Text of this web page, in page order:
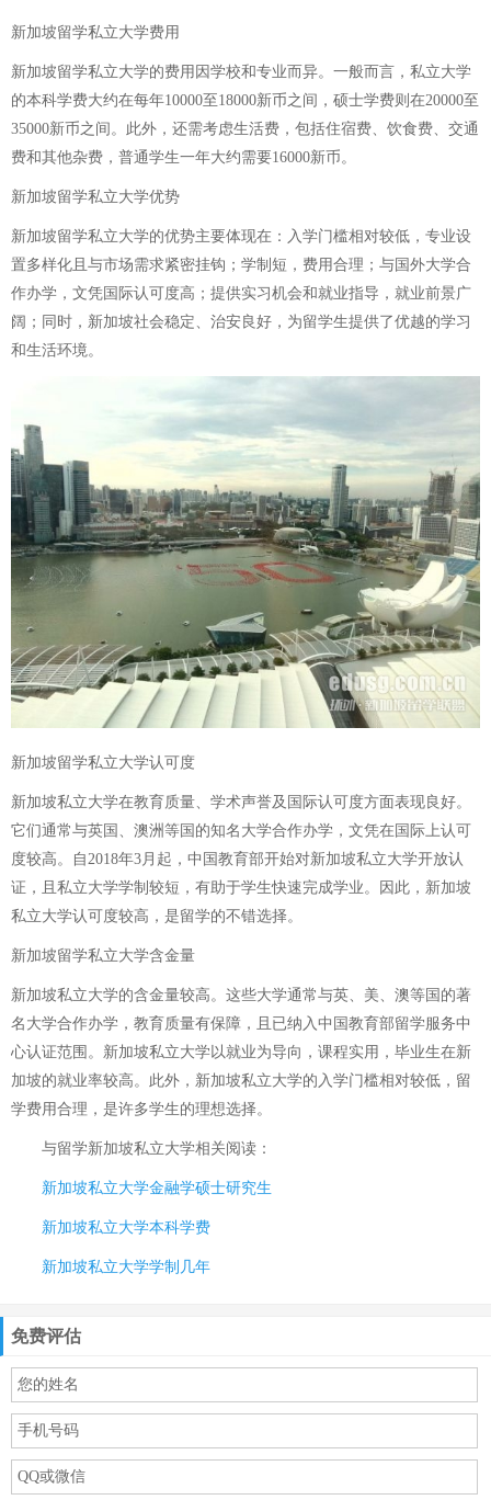
新加坡留学私立大学费用
新加坡留学私立大学的费用因学校和专业而异。一般而言，私立大学
的本科学费大约在每年10000至18000新币之间，硕士学费则在20000至
35000新币之间。此外，还需考虑生活费，包括住宿费、饮食费、交通
费和其他杂费，普通学生一年大约需要16000新币。
新加坡留学私立大学优势
新加坡留学私立大学的优势主要体现在：入学门槛相对较低，专业设
置多样化且与市场需求紧密挂钩；学制短，费用合理；与国外大学合
作办学，文凭国际认可度高；提供实习机会和就业指导，就业前景广
阔；同时，新加坡社会稳定、治安良好，为留学生提供了优越的学习
和生活环境。
新加坡留学私立大学认可度
新加坡私立大学在教育质量、学术声誉及国际认可度方面表现良好。
它们通常与英国、澳洲等国的知名大学合作办学，文凭在国际上认可
度较高。自2018年3月起，中国教育部开始对新加坡私立大学开放认
证，且私立大学学制较短，有助于学生快速完成学业。因此，新加坡
私立大学认可度较高，是留学的不错选择。
新加坡留学私立大学含金量
新加坡私立大学的含金量较高。这些大学通常与英、美、澳等国的著
名大学合作办学，教育质量有保障，且已纳入中国教育部留学服务中
心认证范围。新加坡私立大学以就业为导向，课程实用，毕业生在新
加坡的就业率较高。此外，新加坡私立大学的入学门槛相对较低，留
学费用合理，是许多学生的理想选择。
与留学新加坡私立大学相关阅读：
新加坡私立大学金融学硕士研究生
新加坡私立大学本科学费
新加坡私立大学学制几年
免费评估